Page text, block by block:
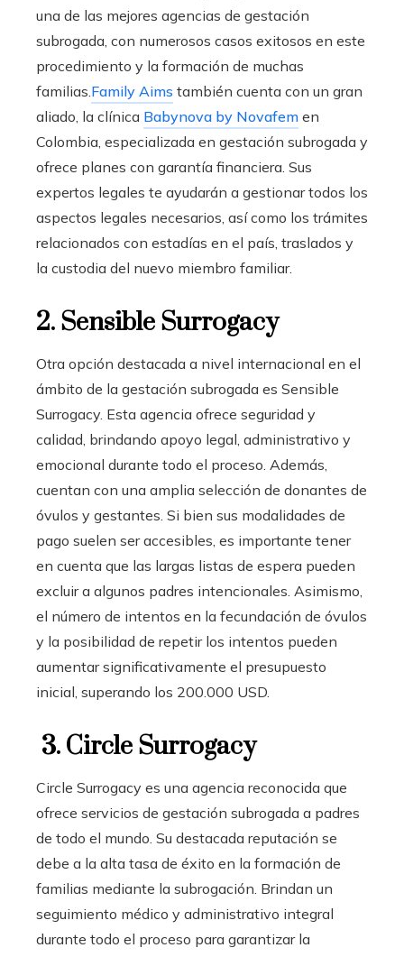
una de las mejores agencias de gestación
subrogada, con numerosos casos exitosos en este
procedimiento y la formación de muchas
familias.Family Aims también cuenta con un gran
aliado, la clínica Babynova by Novafem en
Colombia, especializada en gestación subrogada y
ofrece planes con garantía financiera. Sus
expertos legales te ayudarán a gestionar todos los
aspectos legales necesarios, así como los trámites
relacionados con estadías en el país, traslados y
la custodia del nuevo miembro familiar.
2. Sensible Surrogacy
Otra opción destacada a nivel internacional en el
ámbito de la gestación subrogada es Sensible
Surrogacy. Esta agencia ofrece seguridad y
calidad, brindando apoyo legal, administrativo y
emocional durante todo el proceso. Además,
cuentan con una amplia selección de donantes de
óvulos y gestantes. Si bien sus modalidades de
pago suelen ser accesibles, es importante tener
en cuenta que las largas listas de espera pueden
excluir a algunos padres intencionales. Asimismo,
el número de intentos en la fecundación de óvulos
y la posibilidad de repetir los intentos pueden
aumentar significativamente el presupuesto
inicial, superando los 200.000 USD.
3. Circle Surrogacy
Circle Surrogacy es una agencia reconocida que
ofrece servicios de gestación subrogada a padres
de todo el mundo. Su destacada reputación se
debe a la alta tasa de éxito en la formación de
familias mediante la subrogación. Brindan un
seguimiento médico y administrativo integral
durante todo el proceso para garantizar la